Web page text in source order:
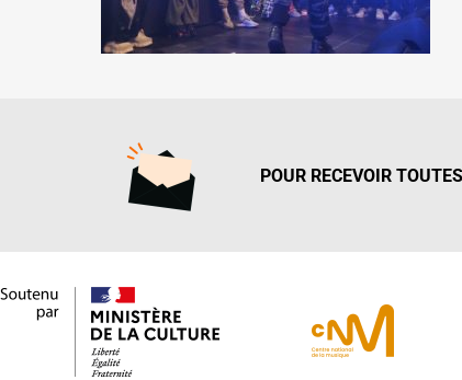
POUR RECEVOIR